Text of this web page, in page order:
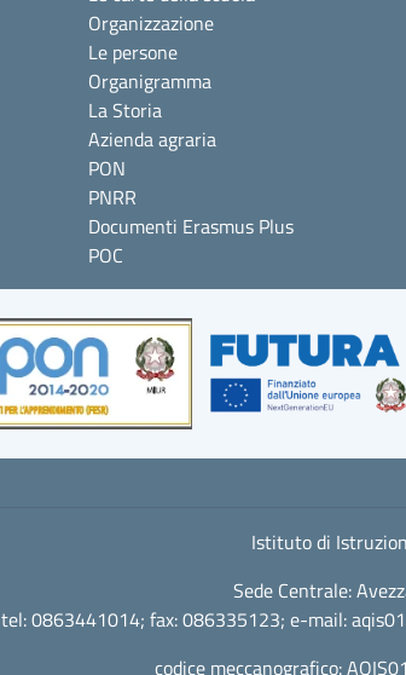
Organizzazione
Le persone
Organigramma
La Storia
Azienda agraria
PON
PNRR
Documenti Erasmus Plus
POC
Istituto di
Sede Centrale:
tel: 0863441014; fax: 086335123; e-mail:
codice meccanografico: